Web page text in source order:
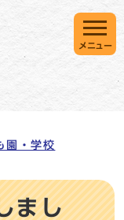
メニュー
園・学校
まし